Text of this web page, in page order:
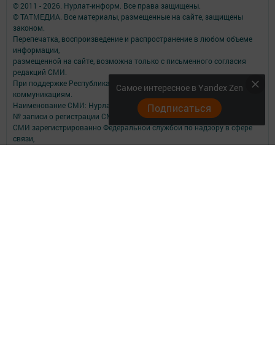
Самое интересное в Yandex Zen
Подписаться
© 2011 - 2026. Нурлат-⁠информ. Все права защищены.
© ТАТМЕДИА. Все материалы, размещенные на сайте, защищены
законом.
Перепечатка, воспроизведение и распространение в любом объеме
информации,
размещенной на сайте, возможна только с письменного согласия
редакций СМИ.
При поддержке Республиканского агентства по печати и массовым
коммуникациям.
Наименование СМИ: Нурлат-⁠информ
№ записи о регистрации СМИ, дата: ЭЛ № ФС 77 -⁠ 73782 от 05.10.2018
СМИ зарегистрированно Федеральной службой по надзору в сфере
связи,